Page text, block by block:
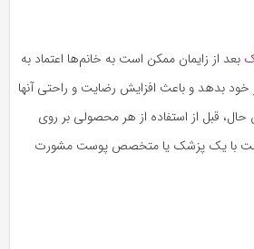
بعد از زایمان ممکن است به خانم‌ها اعتماد به
بدهد و باعث افزایش رضایت و راحتی آنها
حال، قبل از استفاده از هر محصولی بر روی
با یک پزشک یا متخصص پوست مشورت